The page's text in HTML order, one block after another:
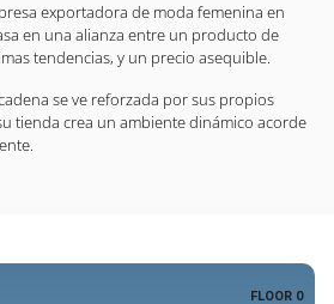
exportadora de moda femenina en
en una alianza entre un producto de
tendencias, y un precio asequible.
se ve reforzada por sus propios
tienda crea un ambiente dinámico acorde